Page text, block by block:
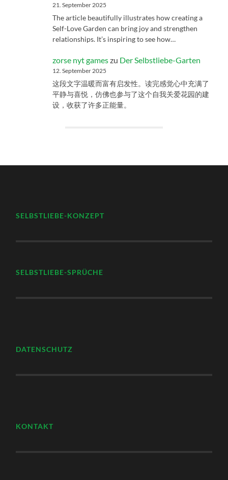
21. September 2025
The article beautifully illustrates how creating a
Self-Love Garden can bring joy and strengthen
relationships. It’s inspiring to see how…
zorse nyt gameszu Der Selbstliebe-Garten
12. September 2025
这段文字温暖而富有启发性。读完感觉心中充满了
平静与喜悦，仿佛也参与了这个自我关爱花园的建
设，收获了许多正能量。
SELBSTLIEBE-KONZEPT
SELBSTLIEBE-SPRÜCHE
DATENSCHUTZ
KONTAKT